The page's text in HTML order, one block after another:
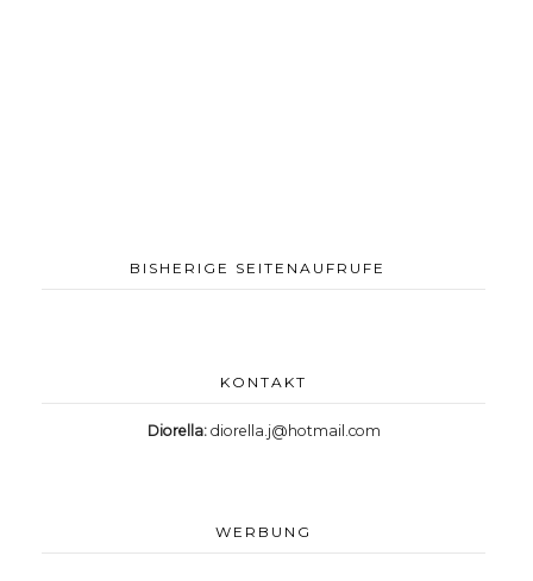
BISHERIGE SEITENAUFRUFE
KONTAKT
Diorella: diorella.j@hotmail.com
WERBUNG